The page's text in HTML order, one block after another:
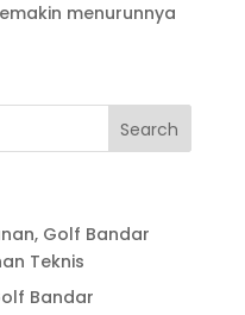
menurunnya
Golf Bandar
Teknis
Bandar